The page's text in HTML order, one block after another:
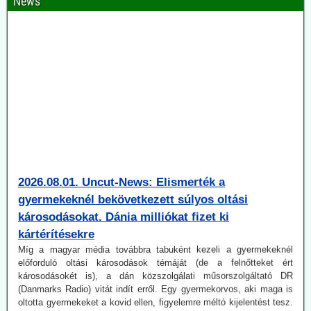
gyermekeknél bekövetkezett súlyos oltási
károsodásokat. Dánia milliókat fizet ki
kártérítésekre
előforduló oltási károsodások témáját (de a felnőtteket ért
károsodásokét is), a dán közszolgálati műsorszolgáltató DR
(Danmarks Radio) vitát indít erről. Egy gyermekorvos, aki maga is
oltotta gyermekeket a kovid ellen, figyelemre méltó kijelentést tesz.
Nem szabadott volna az egészséges gyermekeket oltani, illetve
oltásra buzdítani.